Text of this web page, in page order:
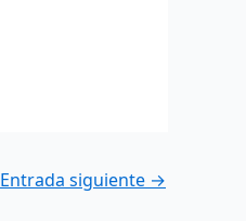
Entrada siguiente →